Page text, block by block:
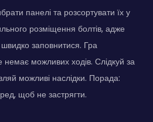
панелі та розсортувати їх у
розміщення болтів, адже
заповнитися. Гра
немає можливих ходів. Слідкуй за
можливі наслідки. Порада:
щоб не застрягти.